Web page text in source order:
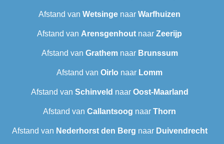
Afstand van Wetsinge naar Warfhuizen
Afstand van Arensgenhout naar Zeerijp
Afstand van Grathemnaar Brunssum
Afstand van Oirlo naar Lomm
Afstand van Schinveld naar Oost-Maarland
Afstand van Callantsoog naar Thorn
Afstand van Nederhorst den Berg naar Duivendrecht